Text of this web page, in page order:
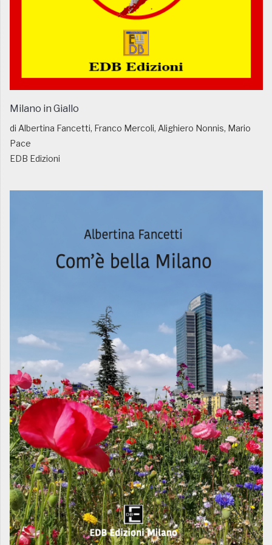
Milano in Giallo
di Albertina Fancetti, Franco Mercoli, Alighiero Nonnis, Mario
Pace
EDB Edizioni